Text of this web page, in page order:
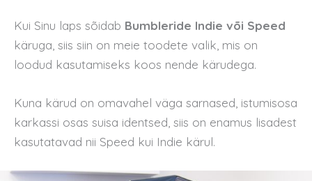
Kui Sinu laps sõidab Bumbleride Indie või Speed
käruga, siis siin on meie toodete valik, mis on
loodud kasutamiseks koos nende kärudega.
Kuna kärud on omavahel väga sarnased, istumisosa
karkassi osas suisa identsed, siis on enamus lisadest
kasutatavad nii Speed kui Indie kärul.